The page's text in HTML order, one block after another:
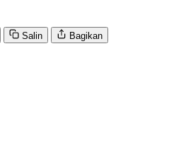
Salin Bagikan